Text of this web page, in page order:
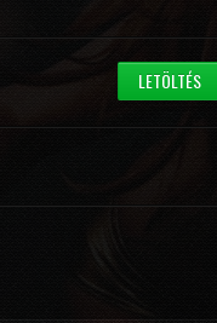
LETÖLTÉS